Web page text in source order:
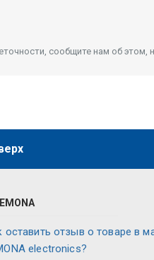
сообщите нам об этом,
оставить отзыв о товаре в
electronics?